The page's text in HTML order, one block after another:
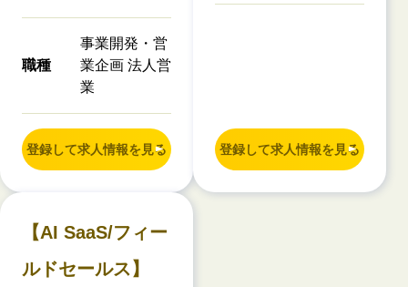
職種
事業開発・営
業企画 法人営
業
登録して求人情報を見る 登録して求人情報を見る
【AI SaaS/フィー
ルドセールス】